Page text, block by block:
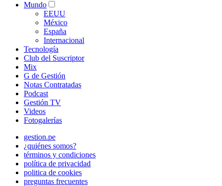
Mundo
EEUU
México
España
Internacional
Tecnología
Club del Suscriptor
Mix
G de Gestión
Notas Contratadas
Podcast
Gestión TV
Videos
Fotogalerías
gestion.pe
¿quiénes somos?
términos y condiciones
política de privacidad
politica de cookies
preguntas frecuentes